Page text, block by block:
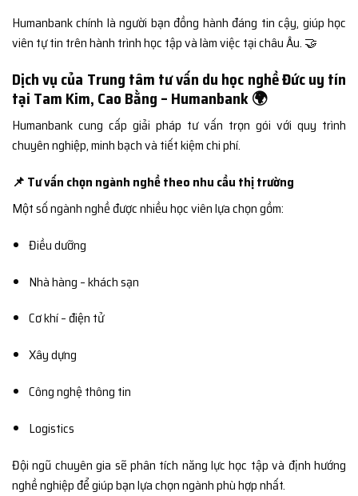
Humanbank chính là người bạn đồng hành đáng tin cậy, giúp học
viên tự tin trên hành trình học tập và làm việc tại châu Âu. 🤝
Dịch vụ của Trung tâm tư vấn du học nghề Đức uy tín
tại Tam Kim, Cao Bằng – Humanbank 🌍
Humanbank cung cấp giải pháp tư vấn trọn gói với quy trình
chuyên nghiệp, minh bạch và tiết kiệm chi phí.
📌 Tư vấn chọn ngành nghề theo nhu cầu thị trường
Một số ngành nghề được nhiều học viên lựa chọn gồm:
Điều dưỡng
Nhà hàng – khách sạn
Cơ khí – điện tử
Xây dựng
Công nghệ thông tin
Logistics
Đội ngũ chuyên gia sẽ phân tích năng lực học tập và định hướng
nghề nghiệp để giúp bạn lựa chọn ngành phù hợp nhất.